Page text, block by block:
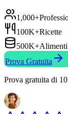
1,000+
100K+Ricette
500K+Alimenti
Prova Gratuita
Prova gratuita di